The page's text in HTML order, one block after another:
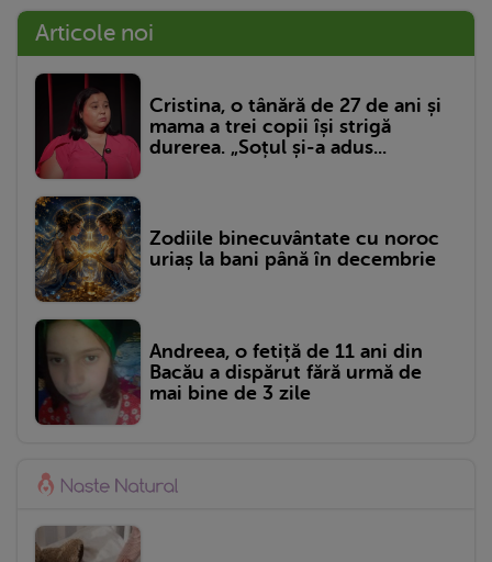
Articole noi
Cristina, o tânără de 27 de ani și
mama a trei copii își strigă
durerea. „Soțul și-a adus...
Zodiile binecuvântate cu noroc
uriaș la bani până în decembrie
Andreea, o fetiță de 11 ani din
Bacău a dispărut fără urmă de
mai bine de 3 zile